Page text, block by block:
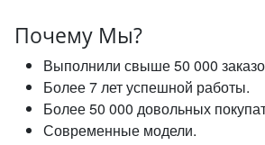
Почему Мы?
Выполнили свыше 50 000
Более 7 лет успешной работы.
Более 50 000 довольных
Современные модели.